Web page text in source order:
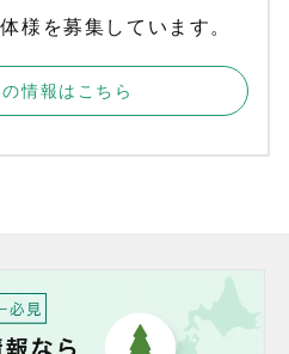
様を募集しています。
情報はこちら